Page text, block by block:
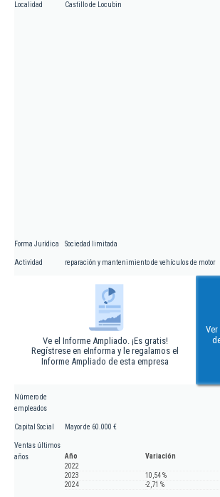
Localidad Castillo de Locubin
Forma Jurídica Sociedad limitada
Actividad reparación y mantenimiento de vehículos de motor
Ve el Informe Ampliado. ¡Es gratis!
Regístrese en eInforma y le regalamos el
Informe Ampliado de esta empresa
Número de
empleados
Capital Social Mayor de 60.000 €
Ventas últimos
años
Año
Variación
2022
2023
10,54 %
2024
-2,71 %